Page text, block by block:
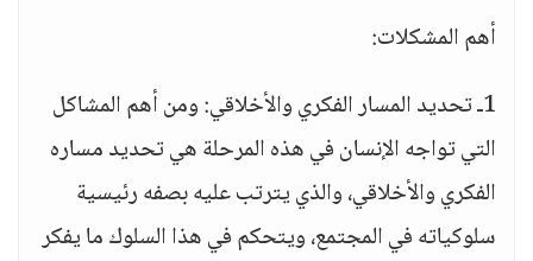
أهم المشكلات:
1ـ تحديد المسار الفكري والأخلاقي: ومن أهم المشاكل
التي تواجه الإنسان في هذه المرحلة هي تحديد مساره
الفكري والأخلاقي، والذي يترتب عليه بصفه رئيسية
سلوكياته في المجتمع، ويتحكم في هذا السلوك ما يفكر